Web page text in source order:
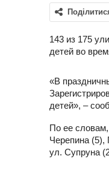
143 из 175
детей во
«В
детей», –
По ее
Черепина (5),
ул. Супруна